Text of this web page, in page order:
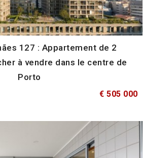
127 : Appartement de 2
à vendre dans le centre de
Porto
€ 505 000